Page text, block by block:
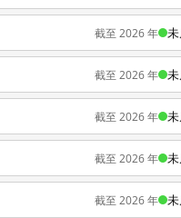
截至 2026 年
截至 2026 年
截至 2026 年
截至 2026 年
截至 2026 年